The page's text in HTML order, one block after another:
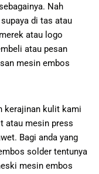
Nah
di tas atau
atau logo
atau pesan
mesin embos
kerajinan kulit kami
atau mesin press
Bagi anda yang
solder tentunya
mesin embos